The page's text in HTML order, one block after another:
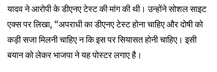
यादव ने आरोपी के डीएनए टेस्ट की मांग की थी। उन्होंने सोशल साइट
एक्स पर लिखा, “अपराधी का डीएनए टेस्ट होना चाहिए और दोषी को
कड़ी सजा मिलनी चाहिए न कि इस पर सियासत होनी चाहिए। इसी
बयान को लेकर भाजपा ने यह पोस्टर लगाए है।